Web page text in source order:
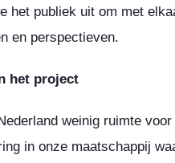
het publiek uit om met
en perspectieven.
het project
weinig ruimte
in onze maatschappij